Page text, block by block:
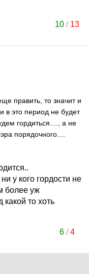
10/ 13
править, то значит и
в это период не будет
гордиться...., а не
порядочного....
у кого гордости не
более уж
то хоть
6/4